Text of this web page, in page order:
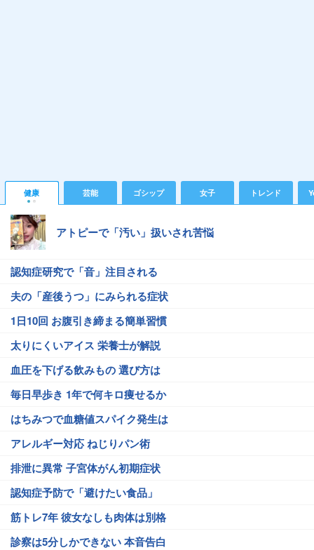
健康 芸能 ゴシップ 女子 トレンド
アトピーで「汚い」扱いされ苦悩
認知症研究で「音」注目される
夫の「産後うつ」にみられる症状
1日10回 お腹引き締まる簡単習慣
太りにくいアイス 栄養士が解説
血圧を下げる飲みもの 選び方は
毎日早歩き 1年で何キロ痩せるか
はちみつで血糖値スパイク発生は
アレルギー対応 ねじりパン術
排泄に異常 子宮体がん初期症状
認知症予防で「避けたい食品」
筋トレ7年 彼女なしも肉体は別格
診察は5分しかできない 本音告白